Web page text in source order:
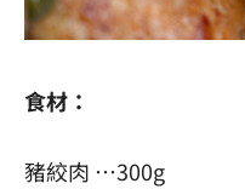
食材：
豬絞肉 …300g